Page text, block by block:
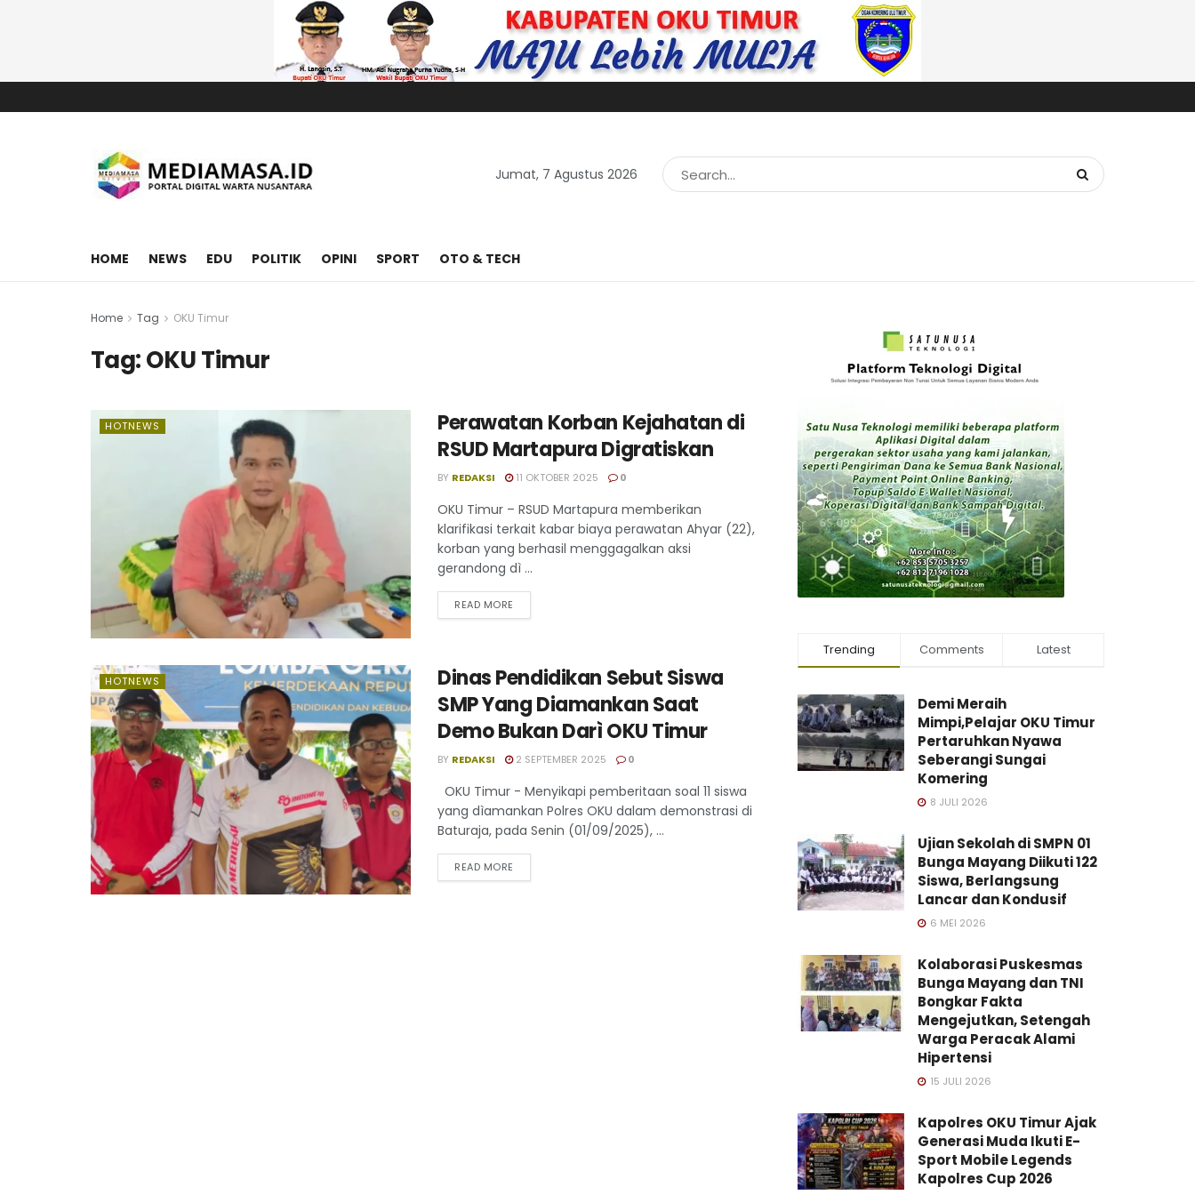
Jumat, 7 Agustus 2026
HOME NEWS EDU POLITIK OPINI SPORT OTO & TECH
Home Tag OKU Timur
Tag:OKU Timur
HOTNEWS
Perawatan Korban Kejahatan di
RSUD Martapura Digratiskan
BY REDAKSI 11 OKTOBER 2025 0
OKU Timur – RSUD Martapura memberikan
klarifikasi terkait kabar biaya perawatan Ahyar (22),
korban yang berhasil menggagalkan aksi
gerandong dì ...
READ MORE
HOTNEWS
Dinas Pendidikan Sebut Siswa
SMP Yang Diamankan Saat
Demo Bukan Darì OKU Timur
BY REDAKSI 2 SEPTEMBER 2025 0
OKU Timur - Menyikapi pemberitaan soal 11 siswa
yang dìamankan Polres OKU dalam demonstrasi di
Baturaja, pada Senin (01/09/2025), ...
READ MORE
Trending Comments Latest
Demi Meraih
Mimpi,Pelajar OKU Timur
Pertaruhkan Nyawa
Seberangi Sungai
Komering
8 JULI 2026
Ujian Sekolah di SMPN 01
Bunga Mayang Diikuti 122
Siswa, Berlangsung
Lancar dan Kondusif
6 MEI 2026
Kolaborasi Puskesmas
Bunga Mayang dan TNI
Bongkar Fakta
Mengejutkan, Setengah
Warga Peracak Alami
Hipertensi
15 JULI 2026
Kapolres OKU Timur Ajak
Generasi Muda Ikuti E-
Sport Mobile Legends
Kapolres Cup 2026